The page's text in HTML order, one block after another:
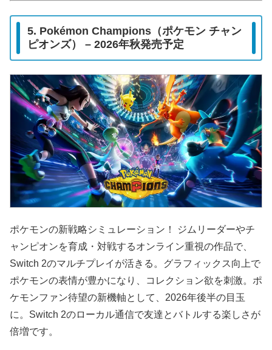
5. Pokémon Champions（ポケモン チャン
ピオンズ） – 2026年秋発売予定
ポケモンの新戦略シミュレーション！ ジムリーダーやチ
ャンピオンを育成・対戦するオンライン重視の作品で、
Switch 2のマルチプレイが活きる。グラフィックス向上で
ポケモンの表情が豊かになり、コレクション欲を刺激。ポ
ケモンファン待望の新機軸として、2026年後半の目玉
に。Switch 2のローカル通信で友達とバトルする楽しさが
倍増です。